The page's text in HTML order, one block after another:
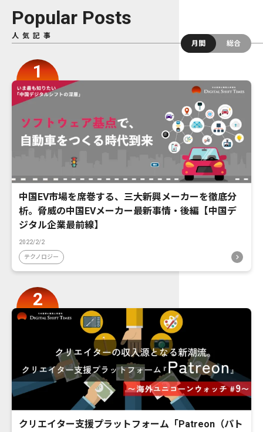
Popular Posts
人気記事
月間
総合
中国EV市場を席巻する、三大新興メーカーを徹底分
析。脅威の中国EVメーカー最新事情・後編【中国デ
ジタル企業最前線】
2022/2/2
テクノロジー
クリエイター支援プラットフォーム「Patreon（パト